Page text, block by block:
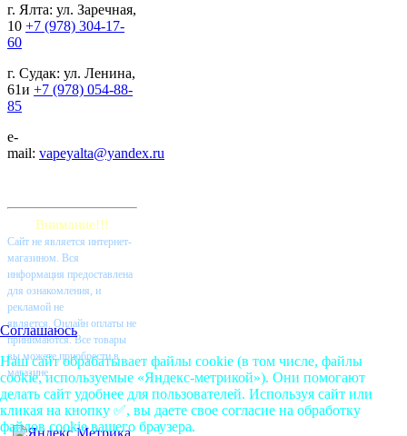
г. Ялта: ул. Заречная,
10 +7 (978) 304-17-
60
г. Судак: ул. Ленина,
61и +7 (978) 054-88-
85
e-
mail: vapeyalta@yandex.ru
Внимание!!!
Cайт не является интернет-
магазином. Вся
информация предоставлена
для ознакомления, и
рекламой не
является. Онлайн оплаты не
принимаются. Все товары
вы можете приобрести в
магазине.
Соглашаюсь
Наш сайт обрабатывает файлы cookie (в том числе, файлы
cookie, используемые «Яндекс-метрикой»). Они помогают
делать сайт удобнее для пользователей. Используя сайт или
кликая на кнопку ✅, вы даете свое согласие на обработку
файлов cookie вашего браузера.